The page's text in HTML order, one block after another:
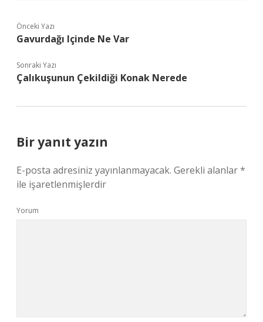
Önceki Yazı
Gavurdağı Içinde Ne Var
Sonraki Yazı
Çalıkuşunun Çekildiği Konak Nerede
Bir yanıt yazın
E-posta adresiniz yayınlanmayacak. Gerekli alanlar*
ile işaretlenmişlerdir
Yorum